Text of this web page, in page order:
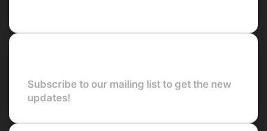
Subscribe to our mailing list to get the new
updates!